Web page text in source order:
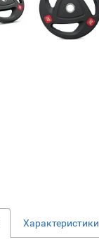
Характеристики